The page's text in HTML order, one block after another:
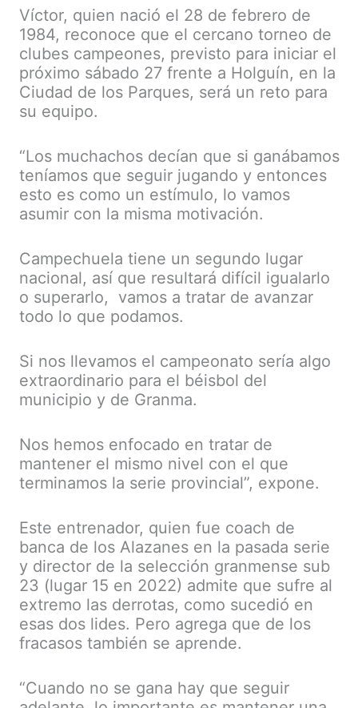
Víctor, quien nació el 28 de febrero de
1984, reconoce que el cercano torneo de
clubes campeones, previsto para iniciar el
próximo sábado 27 frente a Holguín, en la
Ciudad de los Parques, será un reto para
su equipo.
“Los muchachos decían que si ganábamos
teníamos que seguir jugando y entonces
esto es como un estímulo, lo vamos
asumir con la misma motivación.
Campechuela tiene un segundo lugar
nacional, así que resultará difícil igualarlo
o superarlo, vamos a tratar de avanzar
todo lo que podamos.
Si nos llevamos el campeonato sería algo
extraordinario para el béisbol del
municipio y de Granma.
Nos hemos enfocado en tratar de
mantener el mismo nivel con el que
terminamos la serie provincial”, expone.
Este entrenador, quien fue coach de
banca de los Alazanes en la pasada serie
y director de la selección granmense sub
23 (lugar 15 en 2022) admite que sufre al
extremo las derrotas, como sucedió en
esas dos lides. Pero agrega que de los
fracasos también se aprende.
“Cuando no se gana hay que seguir